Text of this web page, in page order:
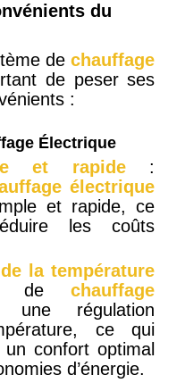
du
dechauffage
de peser ses
:
Électrique
et rapide:
électrique
et rapide, ce
les coûts
la température
dechauffage
régulation
ce qui
confort optimal
d’énergie.